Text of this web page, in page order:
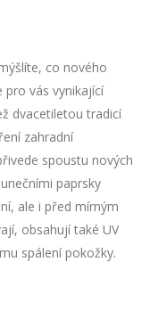
co nového
pro vás vynikající
dvacetiletou tradicí
zahradní
spoustu nových
paprsky
ale i před mírným
obsahují také UV
spálení pokožky.